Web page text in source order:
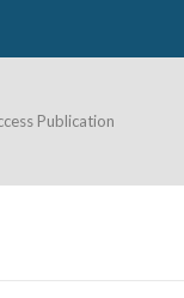
Publication